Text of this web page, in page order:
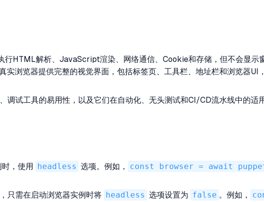
行HTML解析、JavaScript渲染、网络通信、Cookie和存储，但不会显示
浏览器提供完整的视觉界面，包括标签页、工具栏、地址栏和浏览器UI
调试工具的易用性，以及它们在自动化、无头测试和CI/CD流水线中的
，使用 headless 选项。例如，
const browser = await
只需在启动浏览器实例时将 headless 选项设置为 false 。例如，